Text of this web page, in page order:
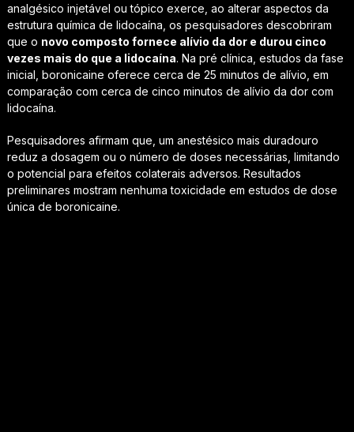
analgésico injetável ou tópico exerce, ao alterar aspectos da
estrutura química de lidocaína, os pesquisadores descobriram
que o novo composto fornece alívio da dor e durou cinco
vezes mais do que a lidocaína. Na pré clínica, estudos da fase
inicial, boronicaine oferece cerca de 25 minutos de alívio, em
comparação com cerca de cinco minutos de alívio da dor com
lidocaína.
Pesquisadores afirmam que, um anestésico mais duradouro
reduz a dosagem ou o número de doses necessárias, limitando
o potencial para efeitos colaterais adversos. Resultados
preliminares mostram nenhuma toxicidade em estudos de dose
única de boronicaine.